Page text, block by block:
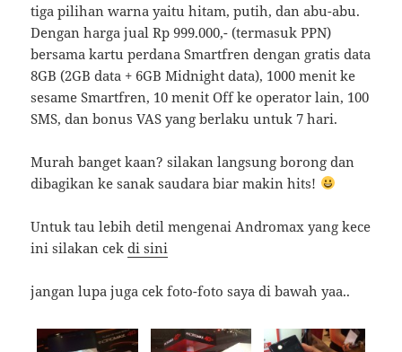
tiga pilihan warna yaitu hitam, putih, dan abu-abu.
Dengan harga jual Rp 999.000,- (termasuk PPN)
bersama kartu perdana Smartfren dengan gratis data
8GB (2GB data + 6GB Midnight data), 1000 menit ke
sesame Smartfren, 10 menit Off ke operator lain, 100
SMS, dan bonus VAS yang berlaku untuk 7 hari.
Murah banget kaan? silakan langsung borong dan
dibagikan ke sanak saudara biar makin hits!
Untuk tau lebih detil mengenai Andromax yang kece
ini silakan cekdi sini
jangan lupa juga cek foto-foto saya di bawah yaa..